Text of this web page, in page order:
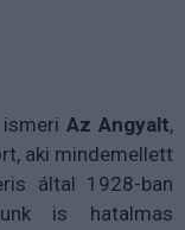
ismeriAz Angyalt,
aki mindemellett
által 1928-ban
is hatalmas